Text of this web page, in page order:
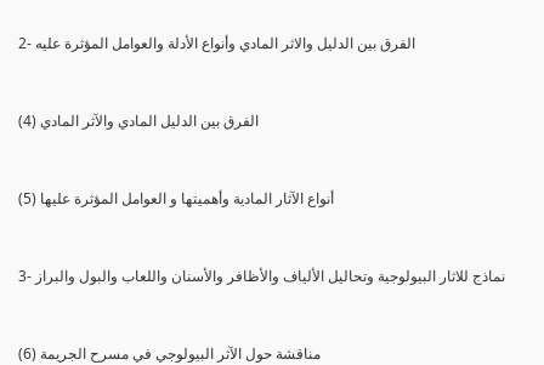
2- الفرق بين الدليل والاثر المادي وأنواع الأدلة والعوامل المؤثرة عليه
(4) الفرق بين الدليل المادي والآثر المادي
(5) أنواع الآثار المادية وأهميتها و العوامل المؤثرة عليها
3- نماذج للاثار البيولوجية وتحاليل الألياف والأظافر والأسنان واللعاب والبول والبراز
(6) مناقشة حول الآثر البيولوجي في مسرح الجريمة